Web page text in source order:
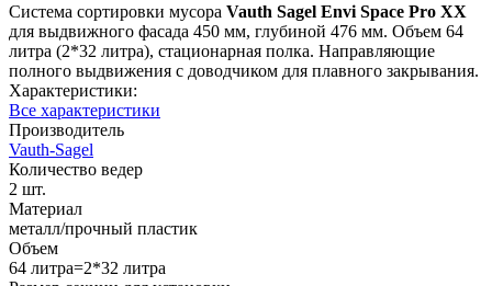
Система сортировки мусора Vauth Sagel Envi Space Pro XX
для выдвижного фасада 450 мм, глубиной 476 мм. Объем 64
литра (2*32 литра), стационарная полка. Направляющие
полного выдвижения с доводчиком для плавного закрывания.
Характеристики:
Все характеристики
Производитель
Vauth-Sagel
Количество ведер
2 шт.
Материал
металл/прочный пластик
Объем
64 литра=2*32 литра